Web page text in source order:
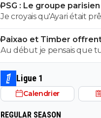
de conneries alors que
près Endrick actuellement ? Ah...
truffes ! ^^ Ça c est sur tu en fais une belle,
truffe, tjrs moqué, jamais
PSG : Le groupe
Majorque est tombé
Je croyais qu'Ayari était
Dunkerque?
Paixao et Timber
convaincante à l'OM
Au début je pensais que
une intelligence
maintenant je suis certain
connerie naturelle 🤣🤣
Ligue 1
Calendrier
REGULAR SEASON